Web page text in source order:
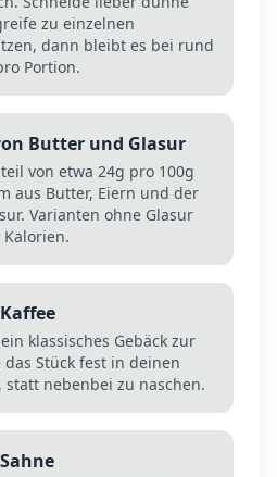
zu einzelnen
dann bleibt es bei rund
Portion.
Butter und Glasur
von etwa 24g pro 100g
aus Butter, Eiern und der
Varianten ohne Glasur
klassisches Gebäck zur
das Stück fest in deinen
statt nebenbei zu naschen.